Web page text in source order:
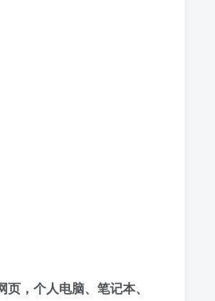
，个人电脑、笔记本、